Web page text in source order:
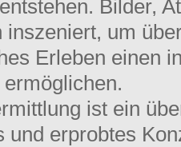
Bilder,
inszeniert, um
Erleben einen
ist ein
und erprobtes